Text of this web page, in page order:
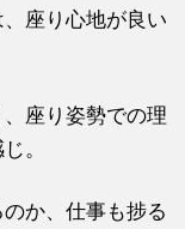
座り心地が良い
座り姿勢での理
。
か、仕事も捗る